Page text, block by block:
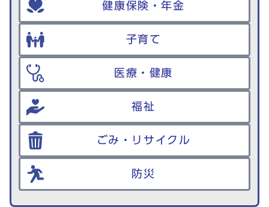
健康保険・年金
子育て
医療・健康
福祉
ごみ・リサイクル
防災